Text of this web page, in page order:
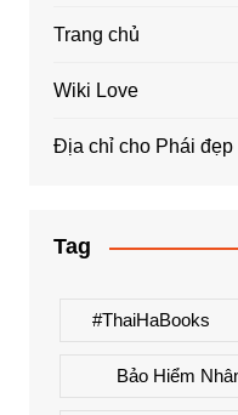
Trang chủ
Wiki Love
Địa chỉ cho Phái đẹp
Tag
#ThaiHaBooks
Bảo Hiểm